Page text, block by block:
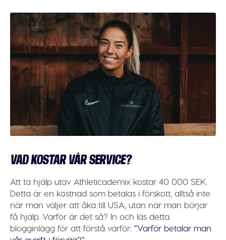
VAD KOSTAR VÅR SERVICE?
Att ta hjälp utav Athleticademix kostar 40 000 SEK.
Detta är en kostnad som betalas i förskott, alltså inte
när man väljer att åka till USA, utan när man börjar
få hjälp. Varför är det så? In och läs detta
blogginlägg för att förstå varför:”Varför betalar man